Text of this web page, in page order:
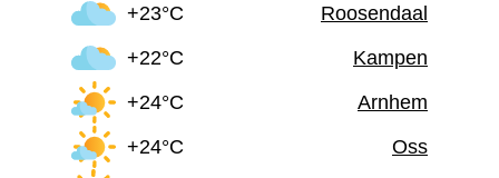
+23°C
Roosendaal
+22°C
Kampen
+24°C
Arnhem
+24°C
Oss